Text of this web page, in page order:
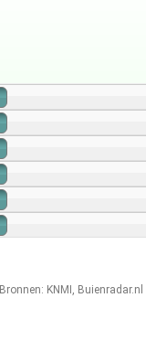
Bronnen: KNMI , Buienradar.nl